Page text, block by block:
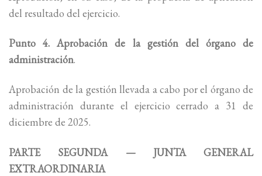
del resultado del ejercicio.
Punto 4. Aprobación de la gestión del órgano de
administración.
Aprobación de la gestión llevada a cabo por el órgano de
administración durante el ejercicio cerrado a 31 de
diciembre de 2025.
PARTE SEGUNDA — JUNTA GENERAL
EXTRAORDINARIA